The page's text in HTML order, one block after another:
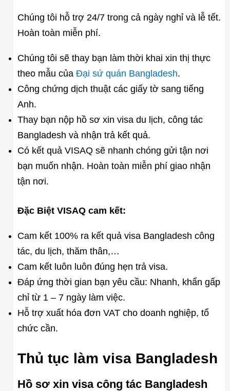
Chúng tôi hỗ trợ 24/7 trong cả ngày nghỉ và lễ tết.
Hoàn toàn miễn phí.
Chúng tôi sẽ thay bạn làm thời khai xin thị thực
theo mẫu của Đại sứ quán Bangladesh.
Công chứng dịch thuật các giấy tờ sang tiếng
Anh.
Thay bạn nộp hồ sơ xin visa du lịch, công tác
Bangladesh và nhận trả kết quả.
Có kết quả VISAQ sẽ nhanh chóng gửi tận nơi
bạn muốn nhận. Hoàn toàn miễn phí giao nhận
tận nơi.
Đặc Biệt VISAQ cam kết:
Cam kết 100% ra kết quả visa Bangladesh công
tác, du lịch, thăm thân,…
Cam kết luôn luôn đúng hẹn trả visa.
Đáp ứng thời gian bạn yêu cầu: Nhanh, khẩn gấp
chỉ từ 1 – 7 ngày làm việc.
Hỗ trợ xuất hóa đơn VAT cho doanh nghiệp, tổ
chức cần.
Thủ tục làm visa Bangladesh
Hồ sơ xin visa công tác Bangladesh